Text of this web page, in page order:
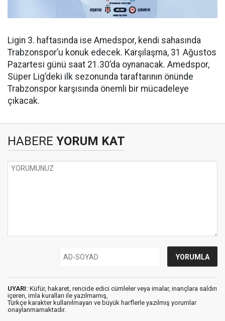
Ligin 3. haftasında ise Amedspor, kendi sahasında
Trabzonspor’u konuk edecek. Karşılaşma, 31 Ağustos
Pazartesi günü saat 21.30’da oynanacak. Amedspor,
Süper Lig’deki ilk sezonunda taraftarının önünde
Trabzonspor karşısında önemli bir mücadeleye
çıkacak.
HABERE YORUM KAT
UYARI: Küfür, hakaret, rencide edici cümleler veya imalar, inançlara saldırı
içeren, imla kuralları ile yazılmamış,
Türkçe karakter kullanılmayan ve büyük harflerle yazılmış yorumlar
onaylanmamaktadır.